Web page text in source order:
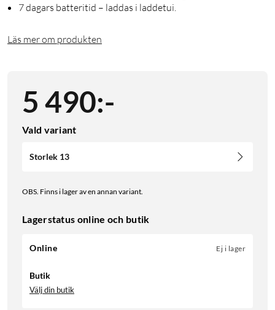
7 dagars batteritid – laddas i laddetui.
Läs mer om produkten
5 490:-
Vald variant
Storlek 13
OBS. Finns i lager av en annan variant.
Lagerstatus online och butik
Online Ej i lager
Butik
Välj din butik